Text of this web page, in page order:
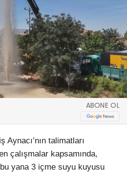
ABONE OL
Aynacı’nın talimatları
çalışmalar kapsamında,
yana 3 içme suyu kuyusu